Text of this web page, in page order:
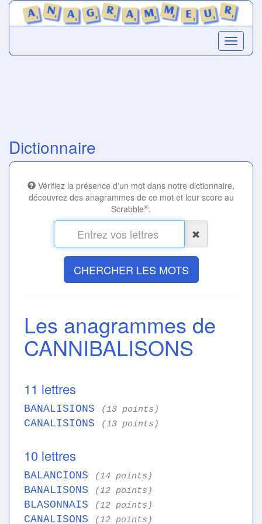
Dictionnaire
Vérifiez la présence d'un mot dans notre dictionnaire,
découvrez des anagrammes de ce mot et leur score au
Scrabble®.
CHERCHER LES MOTS
Les anagrammes de
CANNIBALISONS
11 lettres
BANALISIONS (13 points)
CANALISIONS (13 points)
10 lettres
BALANCIONS (14 points)
BANALISONS (12 points)
BLASONNAIS (12 points)
CANALISONS (12 points)